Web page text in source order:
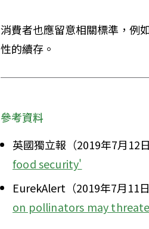
消費者也應留意相關標準，例
性的續存。
參考資料
英國獨立報（2019年7月12
food security'
EurekAlert（2019年7月11
on pollinators may